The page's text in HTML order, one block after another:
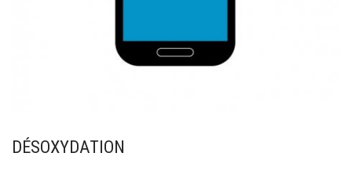
DÉSOXYDATION